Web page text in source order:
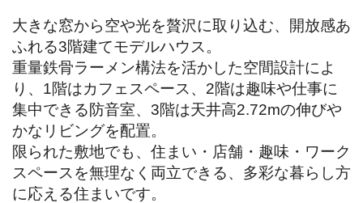
大きな窓から空や光を贅沢に取り込む、開放感あ
ふれる3階建てモデルハウス。
重量鉄骨ラーメン構法を活かした空間設計によ
り、1階はカフェスペース、2階は趣味や仕事に
集中できる防音室、3階は天井高2.72mの伸びや
かなリビングを配置。
限られた敷地でも、住まい・店舗・趣味・ワーク
スペースを無理なく両立できる、多彩な暮らし方
に応える住まいです。